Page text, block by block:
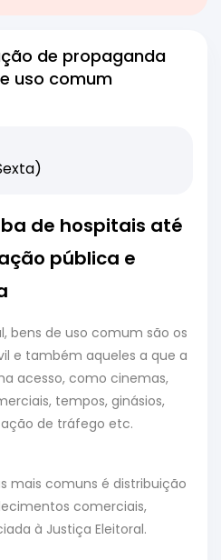
de propaganda
uso comum
de hospitais até
pública e
bens de uso comum são os
e também aqueles a que a
acesso, como cinemas,
tempos, ginásios,
de tráfego etc.
mais comuns é distribuição
comerciais,
à Justiça Eleitoral.